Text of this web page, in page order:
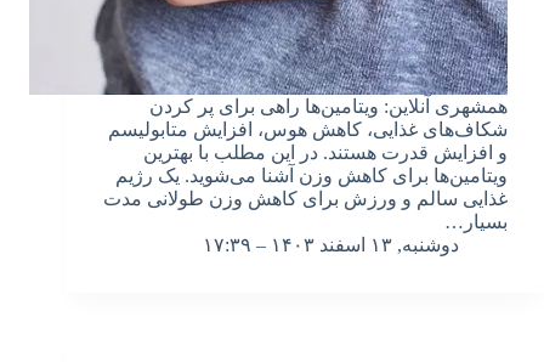
همشهری آنلاین: ویتامین‌ها راهی برای پر کردن
شکاف‌های غذایی، کاهش هوس، افزایش متابولیسم
و ‌افزایش قدرت هستند. در این مطلب با بهترین
ویتامین‌ها برای کاهش وزن آشنا می‌شوید. یک رژیم
غذایی سالم و ورزش برای کاهش وزن طولانی مدت
بسیار…
دوشنبه, ۱۳ اسفند ۱۴۰۳ – ۱۷:۳۹